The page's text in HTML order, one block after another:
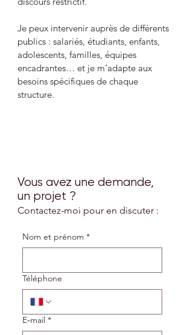
Je peux intervenir auprès de différents
publics : salariés, étudiants, enfants,
adolescents, familles, équipes
encadrantes… et je m’adapte aux
besoins spécifiques de chaque
structure.
Vous avez une demande,
un projet ?
Contactez-moi pour en discuter :
Nom et prénom *
Téléphone
E‑mail *